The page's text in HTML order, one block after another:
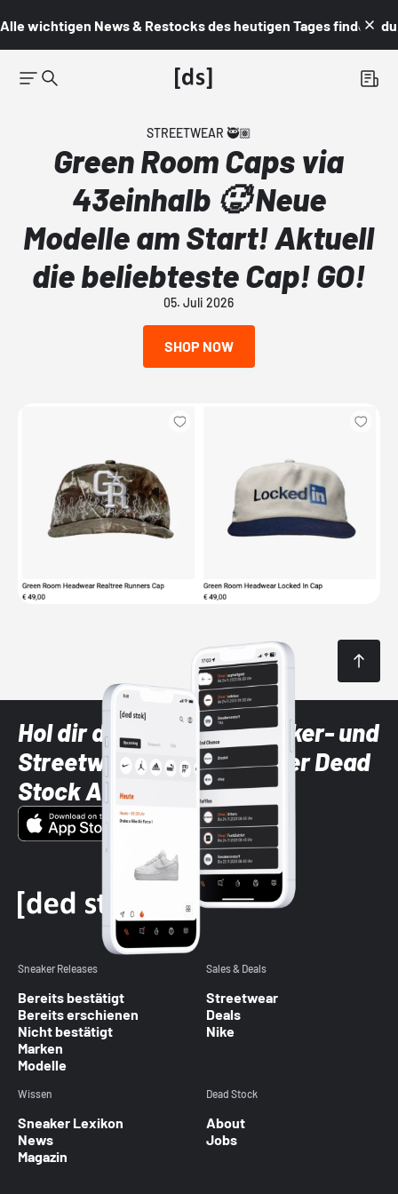
Alle wichtigen News & Restocks des heutigen Tages findest du
STREETWEAR 🥷🏽
Green Room Caps via
43einhalb 🥵 Neue
Modelle am Start! Aktuell
die beliebteste Cap! GO!
05. Juli 2026
SHOP NOW
Hol dir die neuesten Sneaker- und
Streetwear-Brands mit der Dead
Stock App
Sneaker Releases
Bereits bestätigt
Bereits erschienen
Nicht bestätigt
Marken
Modelle
Sales & Deals
Streetwear
Deals
Nike
Wissen
Sneaker Lexikon
News
Magazin
Dead Stock
About
Jobs